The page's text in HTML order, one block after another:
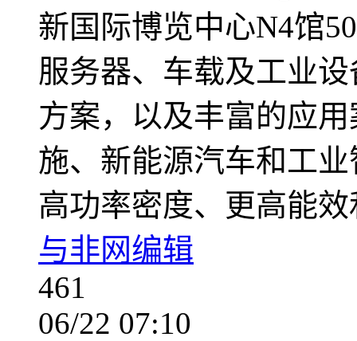
新国际博览中心N4馆
服务器、车载及工业
方案，以及丰富的应
施、新能源汽车和工
高功率密度、更高能
与非网编辑
461
06/22 07:10